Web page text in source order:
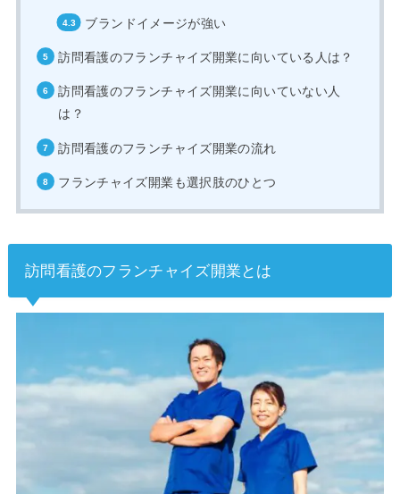
ブランドイメージが強い
訪問看護のフランチャイズ開業に向いている人は？
訪問看護のフランチャイズ開業に向いていない人
は？
訪問看護のフランチャイズ開業の流れ
フランチャイズ開業も選択肢のひとつ
訪問看護のフランチャイズ開業とは